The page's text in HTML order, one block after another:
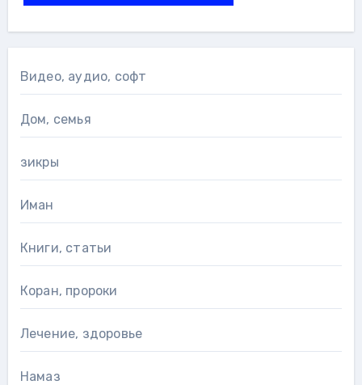
Видео, аудио, софт
Дом, семья
зикры
Иман
Книги, статьи
Коран, пророки
Лечение, здоровье
Намаз